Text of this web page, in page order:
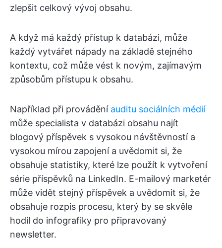
zlepšit celkový vývoj obsahu.
A když má každý přístup k databázi, může
každý vytvářet nápady na základě stejného
kontextu, což může vést k novým, zajímavým
způsobům přístupu k obsahu.
Například při provádění auditu sociálních médií
může specialista v databázi obsahu najít
blogový příspěvek s vysokou návštěvností a
vysokou mírou zapojení a uvědomit si, že
obsahuje statistiky, které lze použít k vytvoření
série příspěvků na LinkedIn. E-mailový marketér
může vidět stejný příspěvek a uvědomit si, že
obsahuje rozpis procesu, který by se skvěle
hodil do infografiky pro připravovaný
newsletter.